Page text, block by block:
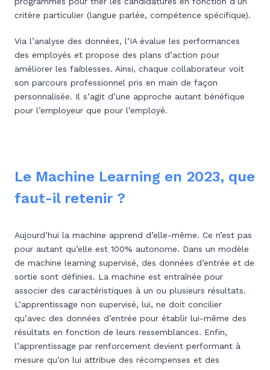
critère particulier (langue parlée, compétence spécifique).
Via l’analyse des données, l’IA évalue les performances
des employés et propose des plans d’action pour
améliorer les faiblesses. Ainsi, chaque collaborateur voit
son parcours professionnel pris en main de façon
personnalisée. Il s’agit d’une approche autant bénéfique
pour l’employeur que pour l’employé.
Le Machine Learning en 2023, que
faut-il retenir ?
Aujourd’hui la machine apprend d’elle-même. Ce n’est pas
pour autant qu’elle est 100% autonome. Dans un modèle
de machine learning supervisé, des données d’entrée et de
sortie sont définies. La machine est entraînée pour
associer des caractéristiques à un ou plusieurs résultats.
L’apprentissage non supervisé, lui, ne doit concilier
qu’avec des données d’entrée pour établir lui-même des
résultats en fonction de leurs ressemblances. Enfin,
l’apprentissage par renforcement devient performant à
mesure qu’on lui attribue des récompenses et des